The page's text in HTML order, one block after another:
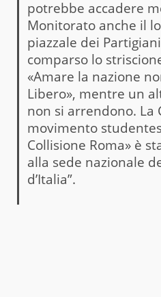
potrebbe accadere
Monitorato anche il
piazzale dei
comparso lo
«Amare la nazione
Libero», mentre un
non si arrendono. La
movimento
Collisione Roma» è
alla sede nazionale
d’Italia”.